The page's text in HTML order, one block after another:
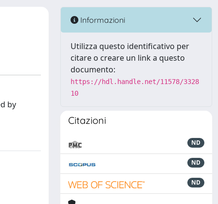
by
Informazioni
Utilizza questo identificativo per
citare o creare un link a questo
documento:
https://hdl.handle.net/11578/3328
10
Citazioni
ND
ND
ND